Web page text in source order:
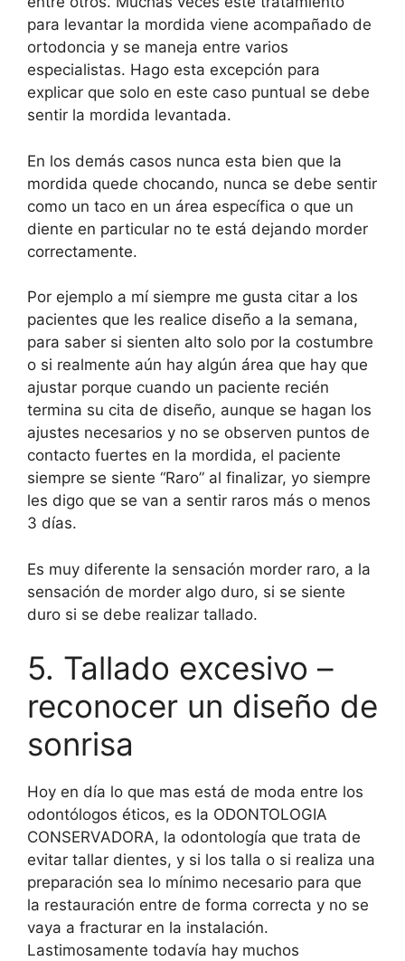
para levantar la mordida viene acompañado de
ortodoncia y se maneja entre varios
especialistas. Hago esta excepción para
explicar que solo en este caso puntual se debe
sentir la mordida levantada.
En los demás casos nunca esta bien que la
mordida quede chocando, nunca se debe sentir
como un taco en un área específica o que un
diente en particular no te está dejando morder
correctamente.
Por ejemplo a mí siempre me gusta citar a los
pacientes que les realice diseño a la semana,
para saber si sienten alto solo por la costumbre
o si realmente aún hay algún área que hay que
ajustar porque cuando un paciente recién
termina su cita de diseño, aunque se hagan los
ajustes necesarios y no se observen puntos de
contacto fuertes en la mordida, el paciente
siempre se siente “Raro” al finalizar, yo siempre
les digo que se van a sentir raros más o menos
3 días.
Es muy diferente la sensación morder raro, a la
sensación de morder algo duro, si se siente
duro si se debe realizar tallado.
5. Tallado excesivo –
reconocer un diseño de
sonrisa
Hoy en día lo que mas está de moda entre los
odontólogos éticos, es la ODONTOLOGIA
CONSERVADORA, la odontología que trata de
evitar tallar dientes, y si los talla o si realiza una
preparación sea lo mínimo necesario para que
la restauración entre de forma correcta y no se
vaya a fracturar en la instalación.
Lastimosamente todavía hay muchos